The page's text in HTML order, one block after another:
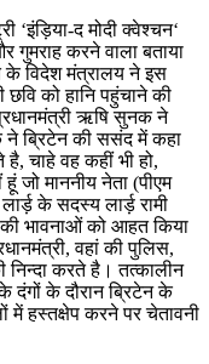
‘इंड़िया-द मोदी क्वेश्चन‘
गुमराह करने वाला बताया
के विदेश मंत्रालय ने इस
छवि को हानि पहुंचाने की
ऋषि सुनक ने
ने ब्रिटेन की ससंद में कहा
है, चाहे वह कहीं भी हो,
माननीय नेता (पीएम
के सदस्य लार्ड़ रामी
की भावनाओं को आहत किया
वहां की पुलिस,
निन्दा करते है। तत्कालीन
दंगों के दौरान ब्रिटेन के
हस्तक्षेप करने पर चेतावनी